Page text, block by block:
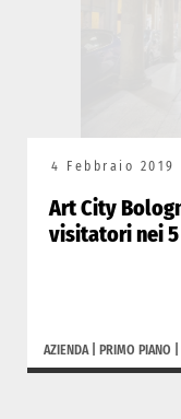
4 Febbraio 2019
Art City
visitatori nei
AZIENDA| PRIMO PIANO